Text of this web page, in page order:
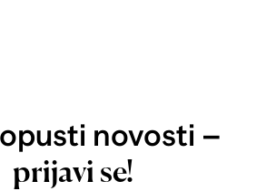
novosti –
prijavi se!